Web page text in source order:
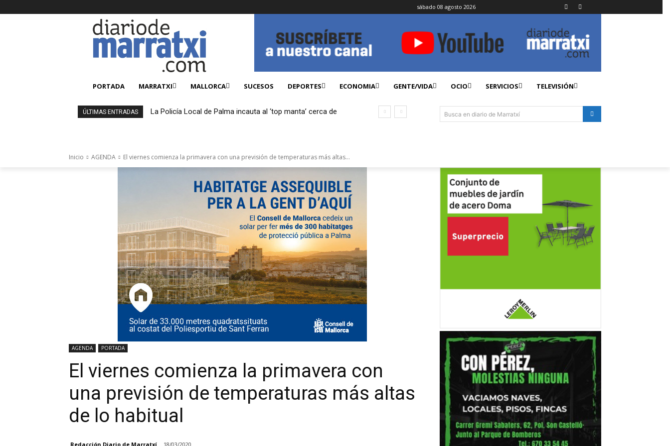
sábado 08 agosto 2026
PORTADA MARRATXI MALLORCA SUCESOS DEPORTES ECONOMIA GENTE/VIDA OCIO SERVICIOS TELEVISIÓN
ÚLTIMAS ENTRADAS
La Policía Local de Palma incauta al ‘top manta’ cerca de
Busca en diario de Marratxí
Inicio AGENDA El viernes comienza la primavera con una previsión de temperaturas más altas...
AGENDA PORTADA
El viernes comienza la primavera con
una previsión de temperaturas más altas
de lo habitual
Redacción Diario de Marratxí 18/03/2020